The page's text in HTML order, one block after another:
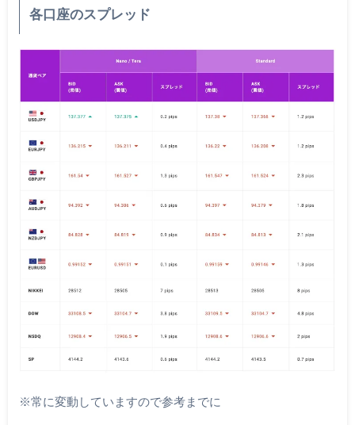
各口座のスプレッド
※常に変動していますので参考までに